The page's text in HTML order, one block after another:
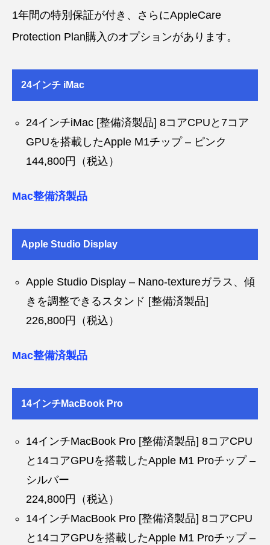
1年間の特別保証が付き、さらにAppleCare
Protection Plan購入のオプションがあります。
24インチ iMac
24インチiMac [整備済製品] 8コアCPUと7コア
GPUを搭載したApple M1チップ – ピンク
144,800円（税込）
Mac整備済製品
Apple Studio Display
Apple Studio Display – Nano-textureガラス、傾
きを調整できるスタンド [整備済製品]
226,800円（税込）
Mac整備済製品
14インチMacBook Pro
14インチMacBook Pro [整備済製品] 8コアCPU
と14コアGPUを搭載したApple M1 Proチップ –
シルバー
224,800円（税込）
14インチMacBook Pro [整備済製品] 8コアCPU
と14コアGPUを搭載したApple M1 Proチップ –